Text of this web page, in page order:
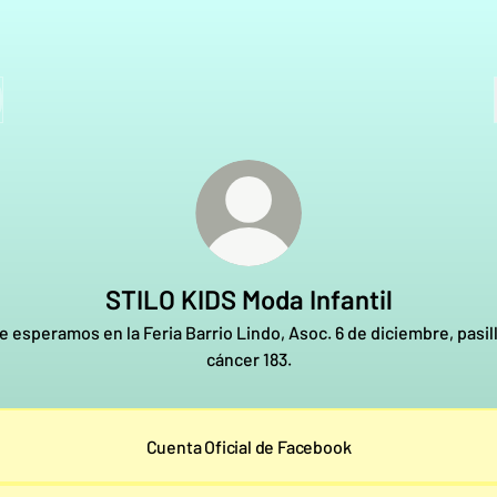
STILO KIDS Moda Infantil
esperamos en la Feria Barrio Lindo, Asoc. 6 de diciembre,
cáncer 183.
Cuenta Oficial de Facebook